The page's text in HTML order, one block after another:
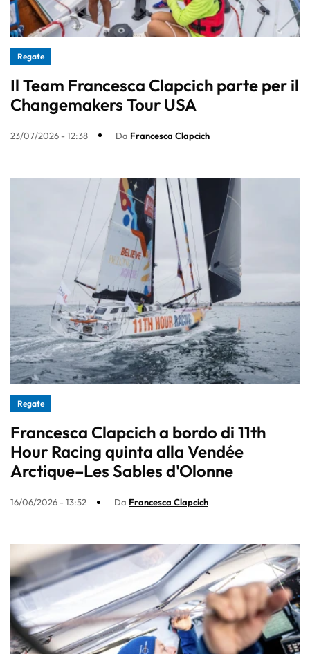
Regate
Il Team Francesca Clapcich parte per il
Changemakers Tour USA
23/07/2026 - 12:38 Da Francesca Clapcich
Regate
Francesca Clapcich a bordo di 11th
Hour Racing quinta alla Vendée
Arctique–Les Sables d'Olonne
16/06/2026 - 13:52 Da Francesca Clapcich